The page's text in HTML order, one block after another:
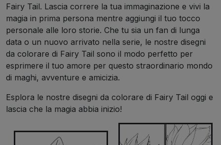
Fairy Tail. Lascia correre la tua immaginazione e vivi la
magia in prima persona mentre aggiungi il tuo tocco
personale alle loro storie. Che tu sia un fan di lunga
data o un nuovo arrivato nella serie, le nostre disegni
da colorare di Fairy Tail sono il modo perfetto per
esprimere il tuo amore per questo straordinario mondo
di maghi, avventure e amicizia.
Esplora le nostre disegni da colorare di Fairy Tail oggi e
lascia che la magia abbia inizio!